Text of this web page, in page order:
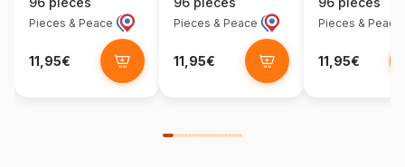
Pieces & Peace
11,95€
Pieces & Peace
11,95€
Pieces & Peace
11,95€